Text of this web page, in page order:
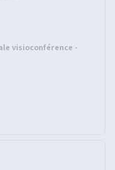
visioconférence -